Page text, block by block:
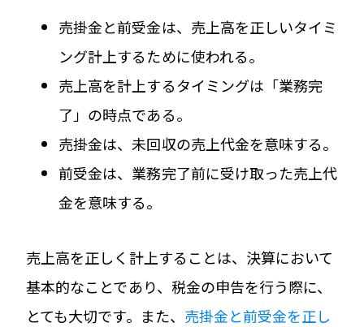
売掛金と前受金は、売上高を正しいタイミ
ング計上するために使われる。
売上高を計上するタイミングは「業務完
了」の時点である。
売掛金は、未回収の売上代金を意味する。
前受金は、業務完了前に受け取った売上代
金を意味する。
売上高を正しく計上することは、決算において
基本的なことであり、税金の申告を行う際に、
とても大切です。また、 売掛金と前受金を正し